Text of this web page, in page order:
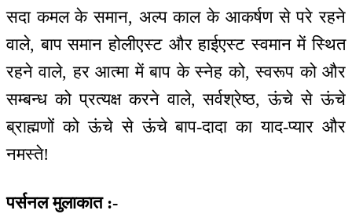
सदा कमल के समान, अल्प काल के आकर्षण से परे रहने
वाले, बाप समान होलीएस्ट और हाईएस्ट स्वमान में स्थित
रहने वाले, हर आत्मा में बाप के स्नेह को, स्वरूप को और
सम्बन्ध को प्रत्यक्ष करने वाले, सर्वश्रेष्ठ, ऊंचे से ऊंचे
ब्राह्मणों को ऊंचे से ऊंचे बाप-दादा का याद-प्यार और
नमस्ते!
पर्सनल मुलाकात :-